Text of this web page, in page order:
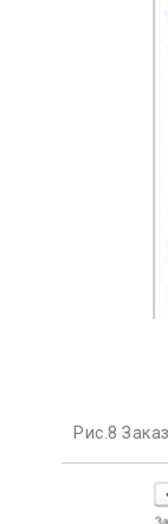
Рис.8